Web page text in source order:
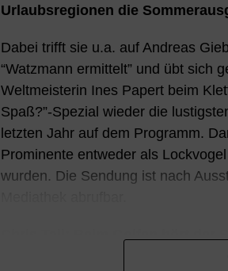
Urlaubsregionen die
Dabei trifft sie u.a. auf Andreas
“Watzmann ermittelt” und übt sich
Weltmeisterin Ines Papert beim
Spaß?”-Spezial wieder die
letzten Jahr auf dem Programm.
Prominente entweder als
wurden. Die Sendung ist nach